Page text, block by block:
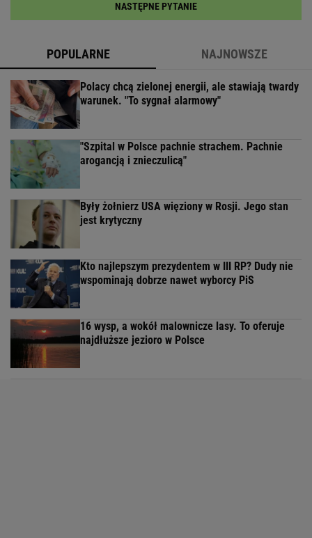
NASTĘPNE PYTANIE
POPULARNE NAJNOWSZE
Polacy chcą zielonej energii, ale stawiają twardy
warunek. "To sygnał alarmowy"
"Szpital w Polsce pachnie strachem. Pachnie
arogancją i znieczulicą"
Były żołnierz USA więziony w Rosji. Jego stan
jest krytyczny
Kto najlepszym prezydentem w III RP? Dudy nie
wspominają dobrze nawet wyborcy PiS
16 wysp, a wokół malownicze lasy. To oferuje
najdłuższe jezioro w Polsce